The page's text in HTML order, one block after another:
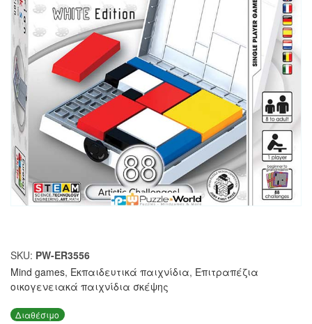
SKU: PW-ER3556
Mind games, Εκπαιδευτικά παιχνίδια, Επιτραπέζια
οικογενειακά παιχνίδια σκέψης
Διαθέσιμο